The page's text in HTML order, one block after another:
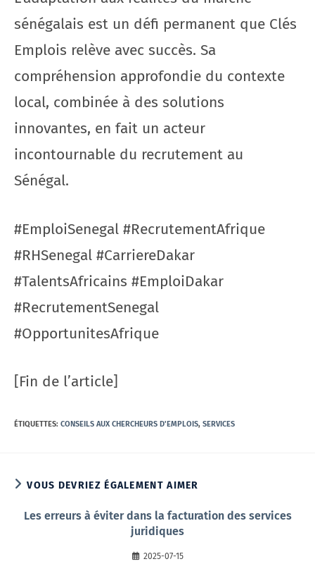
sénégalais est un défi permanent que Clés
Emplois relève avec succès. Sa
compréhension approfondie du contexte
local, combinée à des solutions
innovantes, en fait un acteur
incontournable du recrutement au
Sénégal.
#EmploiSenegal #RecrutementAfrique
#RHSenegal #CarriereDakar
#TalentsAfricains #EmploiDakar
#RecrutementSenegal
#OpportunitesAfrique
[Fin de l’article]
ÉTIQUETTES: CONSEILS AUX CHERCHEURS D'EMPLOIS, SERVICES
VOUS DEVRIEZ ÉGALEMENT AIMER
Les erreurs à éviter dans la facturation des services
juridiques
2025-07-15